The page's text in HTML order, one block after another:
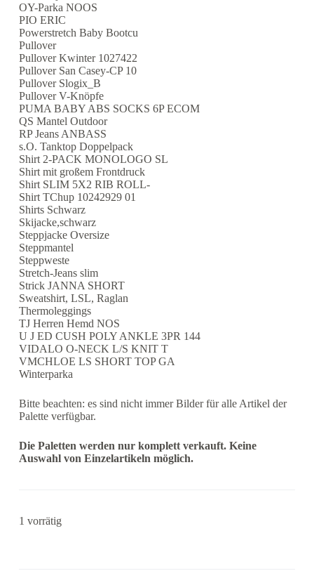
OY-Parka NOOS
PIO ERIC
Powerstretch Baby Bootcu
Pullover
Pullover Kwinter 1027422
Pullover San Casey-CP 10
Pullover Slogix_B
Pullover V-Knöpfe
PUMA BABY ABS SOCKS 6P ECOM
QS Mantel Outdoor
RP Jeans ANBASS
s.O. Tanktop Doppelpack
Shirt 2-PACK MONOLOGO SL
Shirt mit großem Frontdruck
Shirt SLIM 5X2 RIB ROLL-
Shirt TChup 10242929 01
Shirts Schwarz
Skijacke,schwarz
Steppjacke Oversize
Steppmantel
Steppweste
Stretch-Jeans slim
Strick JANNA SHORT
Sweatshirt, LSL, Raglan
Thermoleggings
TJ Herren Hemd NOS
U J ED CUSH POLY ANKLE 3PR 144
VIDALO O-NECK L/S KNIT T
VMCHLOE LS SHORT TOP GA
Winterparka
Bitte beachten: es sind nicht immer Bilder für alle Artikel der
Palette verfügbar.
Die Paletten werden nur komplett verkauft. Keine
Auswahl von Einzelartikeln möglich.
1 vorrätig